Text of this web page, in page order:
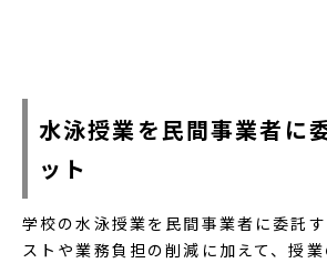
水泳授業を民間事業者に
ット
学校の水泳授業を民間事業者に委託
ストや業務負担の削減に加えて、授